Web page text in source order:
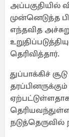
அப்பகுதியில்
முன்னெடுத்த
எந்தவித
தெரிவித்தார்.
துப்பாக்கிச்
நடுத்தெருவில்